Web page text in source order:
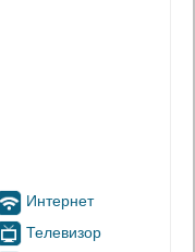
Интернет
Телевизор